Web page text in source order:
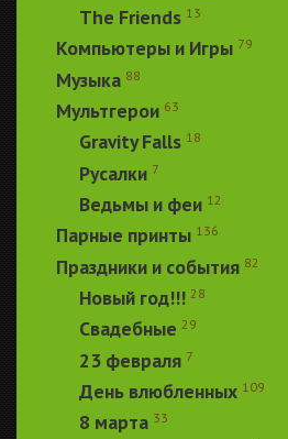
The Friends 13
Компьютеры и Игры 79
Музыка 88
Мультгерои 63
Gravity Falls 18
Русалки 7
Ведьмы и феи 12
Парные принты 136
Праздники и события 82
Новый год!!! 28
Свадебные 29
23 февраля 7
День влюбленных 109
8 марта 33